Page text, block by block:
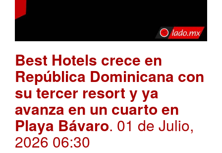
Best Hotels crece en
República Dominicana con
su tercer resort y ya
avanza en un cuarto en
Playa Bávaro. 01 de Julio,
2026 06:30